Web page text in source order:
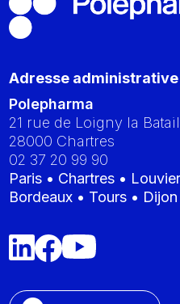
Adresse administrative
Polepharma
21 rue de Loigny la
28000 Chartres
02 37 20 99 90
Paris • Chartres •
Bordeaux • Tours •